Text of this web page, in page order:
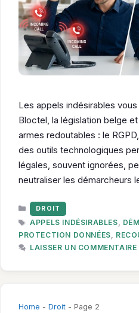
Les appels indésirables
Bloctel, la législation belge
armes redoutables : le
des outils technologiques
légales, souvent ignorées,
neutraliser les démarcheurs
CATÉGORIES
DROIT
ÉTIQUETTES
APPELS INDÉSIRABLES,
PROTECTION DONNÉES,
LAISSER UN COMMENTAIRE
Home - Droit - Page 2